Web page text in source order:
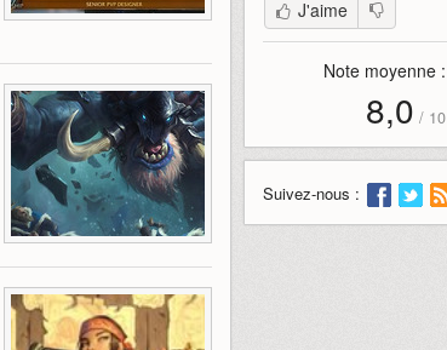
J'aime
Note moyenne :
8,0 / 10
Suivez-nous :